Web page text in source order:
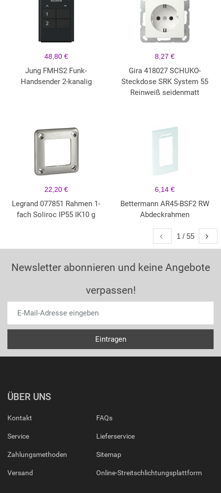
48,80 €
Jung FMHS2 Funk-
Handsender 2-kanalig
8,27 €
Gira 418027 SCHUKO-
Steckdose SRK System 55
Reinweiß seidenmatt
22,20 €
Legrand 077851 Rahmen 1-
fach Soliroc IP55 IK10 g
6,14 €
Bettermann AR45-BSF2 RW
Abdeckrahmen
1 / 55
Newsletter abonnieren und keine Angebote
verpassen!
ÜBER UNS
Kontakt
Service
Zahlungsmethoden
Versand
FAQs
Lieferservice
Sitemap
Online-Streitschlichtungsplattform